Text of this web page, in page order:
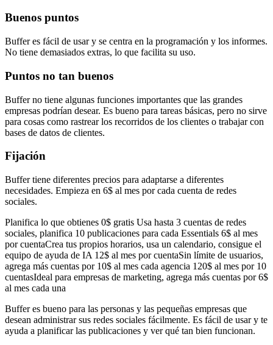
Buenos puntos
Buffer es fácil de usar y se centra en la programación y los informes.
No tiene demasiados extras, lo que facilita su uso.
Puntos no tan buenos
Buffer no tiene algunas funciones importantes que las grandes
empresas podrían desear. Es bueno para tareas básicas, pero no sirve
para cosas como rastrear los recorridos de los clientes o trabajar con
bases de datos de clientes.
Fijación
Buffer tiene diferentes precios para adaptarse a diferentes
necesidades. Empieza en 6$ al mes por cada cuenta de redes
sociales.
Planifica lo que obtienes 0$ gratis Usa hasta 3 cuentas de redes
sociales, planifica 10 publicaciones para cada Essentials 6$ al mes
por cuentaCrea tus propios horarios, usa un calendario, consigue el
equipo de ayuda de IA 12$ al mes por cuentaSin límite de usuarios,
agrega más cuentas por 10$ al mes cada agencia 120$ al mes por 10
cuentasIdeal para empresas de marketing, agrega más cuentas por 6$
al mes cada una
Buffer es bueno para las personas y las pequeñas empresas que
desean administrar sus redes sociales fácilmente. Es fácil de usar y te
ayuda a planificar las publicaciones y ver qué tan bien funcionan.